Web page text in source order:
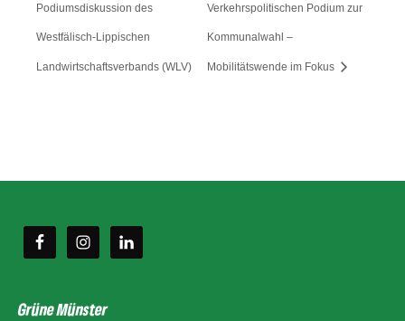
Podiumsdiskussion des
Westfälisch-Lippischen
Landwirtschaftsverbands (WLV)
Verkehrspolitischen Podium zur
Kommunalwahl –
Mobilitätswende im Fokus
Grüne Münster